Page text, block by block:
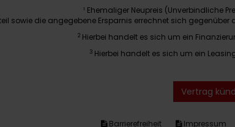
1 Ehemaliger Neupreis (Unverbindliche
sowie die angegebene Ersparnis errechnet sich
2 Hierbei handelt es sich um ein
3 Hierbei handelt es sich um ein
Vertrag
Barrierefreiheit Impressum